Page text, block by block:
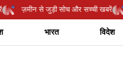
खबरें ज़मीन से जुड़ी सोच और सच्ची
भारत विदेश